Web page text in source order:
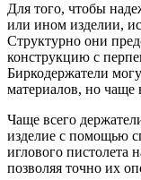
Для того, чтобы
или ином изделии,
Структурно они
конструкцию с
Биркодержатели
материалов, но чаще
Чаще всего
изделие с помощью
иглового пистолета
позволяя точно их